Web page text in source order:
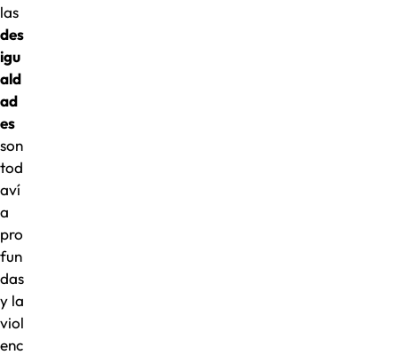
las
des
igu
ald
ad
es
son
tod
aví
a
pro
fun
das
y la
viol
enc